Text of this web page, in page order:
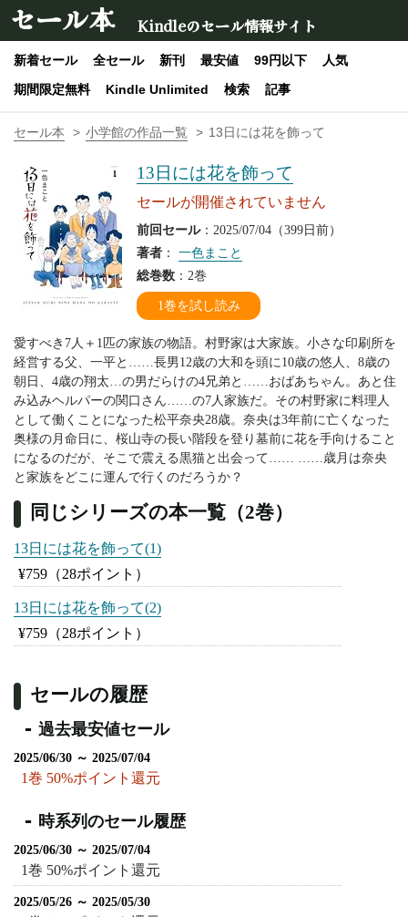
セール本 Kindleのセール情報サイト
新着セール 全セール 新刊 最安値 99円以下
人気
期間限定無料
Kindle Unlimited 検索 記事
セール本 小学館の作品一覧 13日には花を飾って
13日には花を飾って
セールが開催されていません
前回セール：2025/07/04（399日前）
著者 ： 一色まこと
総巻数 ：2巻
1巻を試し読み
愛すべき7人＋1匹の家族の物語。村野家は大家族。小さな印刷所を
経営する父、一平と……長男12歳の大和を頭に10歳の悠人、8歳の
朝日、4歳の翔太…の男だらけの4兄弟と……おばあちゃん。あと住
み込みヘルパーの関口さん……の7人家族だ。その村野家に料理人
として働くことになった松平奈央28歳。奈央は3年前に亡くなった
奥様の月命日に、桜山寺の長い階段を登り墓前に花を手向けること
になるのだが、そこで震える黒猫と出会って…… ……歳月は奈央
と家族をどこに運んで行くのだろうか？
同じシリーズの本一覧（2巻）
13日には花を飾って(1)
¥759 （28ポイント）
13日には花を飾って(2)
¥759 （28ポイント）
セールの履歴
過去最安値セール
2025/06/30 ～ 2025/07/04
1巻 50%ポイント還元
時系列のセール履歴
2025/06/30 ～ 2025/07/04
1巻 50%ポイント還元
2025/05/26 ～ 2025/05/30